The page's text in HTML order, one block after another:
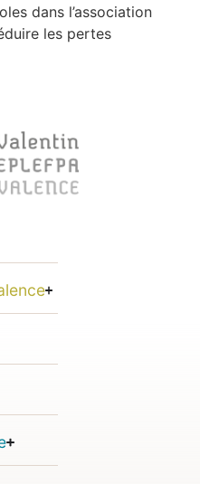
dans l’association
les pertes